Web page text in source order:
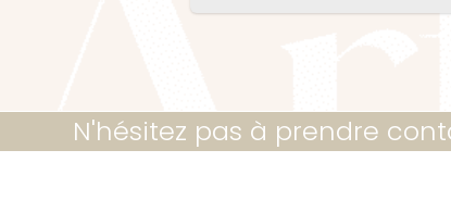
N'hésitez pas à prendre